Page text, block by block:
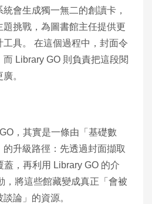
會生成獨一無二的創讀卡，
挑戰，為圖書館主任提供更
具。 在這個過程中，封面令
Library GO 則負責把這段閱
。
，其實是一條由「基礎數
升級路徑：先透過封面擷取
蓋，再利用 Library GO 的介
，將這些館藏變成真正「會被
論」的資源。